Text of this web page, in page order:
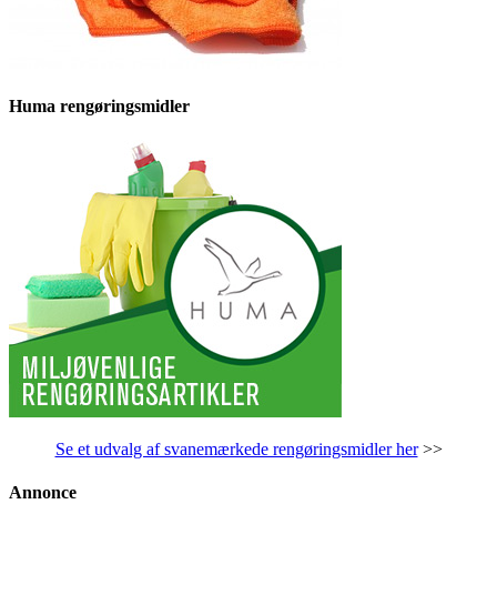
Huma rengøringsmidler
Se et udvalg af svanemærkede rengøringsmidler her>>
Annonce